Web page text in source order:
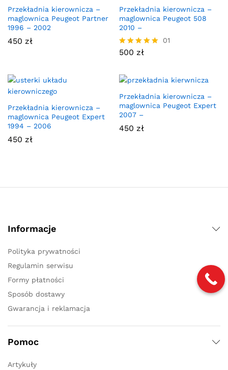
Przekładnia kierownicza –
maglownica Peugeot Partner
1996 – 2002
450 zł
Przekładnia kierownicza –
maglownica Peugeot 508
2010 –
Oceniono
01
500 zł
Przekładnia kierownicza –
maglownica Peugeot Expert
1994 – 2006
450 zł
Przekładnia kierownicza –
maglownica Peugeot Expert
2007 –
450 zł
Informacje
Polityka prywatności
Regulamin serwisu
Formy płatności
Sposób dostawy
Gwarancja i reklamacja
Pomoc
Artykuły